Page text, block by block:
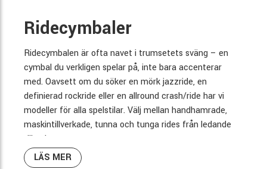
Ridecymbaler
Ridecymbalen är ofta navet i trumsetets sväng – en
cymbal du verkligen spelar på, inte bara accenterar
med. Oavsett om du söker en mörk jazzride, en
definierad rockride eller en allround crash/ride har vi
modeller för alla spelstilar. Välj mellan handhamrade,
maskintillverkade, tunna och tunga rides från ledande
tillverkare.
LÄS MER